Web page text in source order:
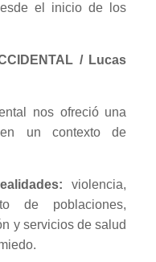
el inicio de los
/ Lucas
nos ofreció una
un contexto de
violencia,
de poblaciones,
y servicios de salud